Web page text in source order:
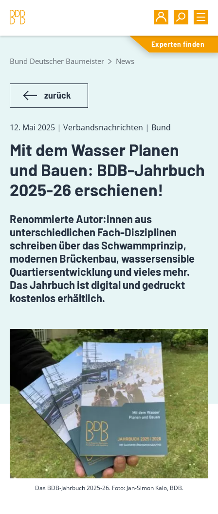
Experten finden
Bund Deutscher Baumeister News
zurück
12. Mai 2025 | Verbandsnachrichten | Bund
Mit dem Wasser Planen
und Bauen: BDB-Jahrbuch
2025-26 erschienen!
Renommierte Autor:innen aus
unterschiedlichen Fach-Disziplinen
schreiben über das Schwammprinzip,
modernen Brückenbau, wassersensible
Quartiersentwicklung und vieles mehr.
Das Jahrbuch ist digital und gedruckt
kostenlos erhältlich.
Das BDB-Jahrbuch 2025-26. Foto: Jan-Simon Kalo, BDB.